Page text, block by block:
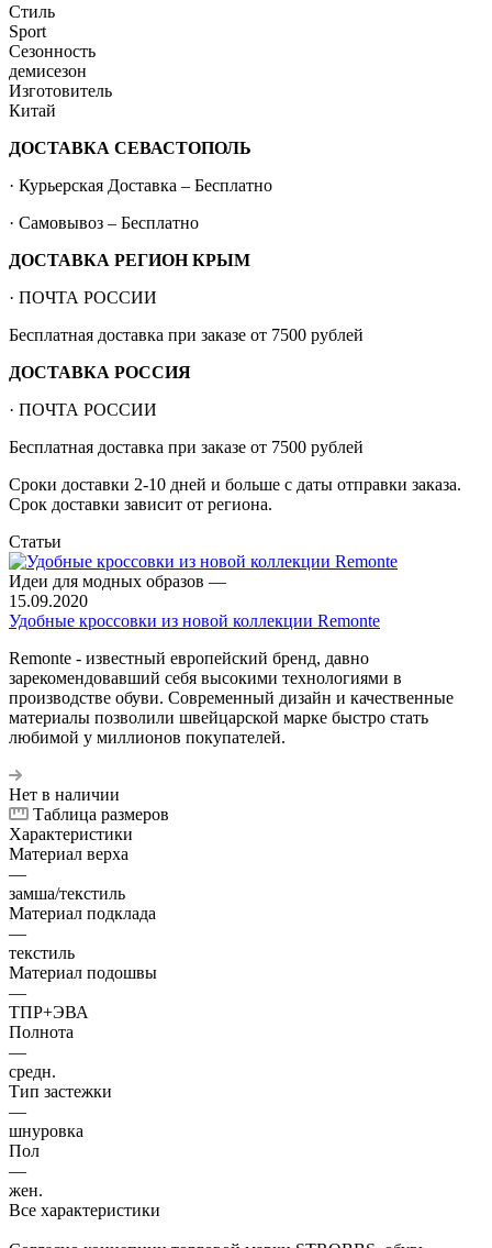
Стиль
Sport
Сезонность
демисезон
Изготовитель
Китай
ДОСТАВКА СЕВАСТОПОЛЬ
· Курьерская Доставка – Бесплатно
· Самовывоз – Бесплатно
ДОСТАВКА РЕГИОН КРЫМ
· ПОЧТА РОССИИ
Бесплатная доставка при заказе от 7500 рублей
ДОСТАВКА РОССИЯ
· ПОЧТА РОССИИ
Бесплатная доставка при заказе от 7500 рублей
Сроки доставки 2-10 дней и больше с даты отправки заказа.
Срок доставки зависит от региона.
Статьи
Идеи для модных образов —
15.09.2020
Удобные кроссовки из новой коллекции Remonte
Remonte - известный европейский бренд, давно
зарекомендовавший себя высокими технологиями в
производстве обуви. Современный дизайн и качественные
материалы позволили швейцарской марке быстро стать
любимой у миллионов покупателей.
Нет в наличии
Таблица размеров
Характеристики
Материал верха
—
замша/текстиль
Материал подклада
—
текстиль
Материал подошвы
—
ТПР+ЭВА
Полнота
—
средн.
Тип застежки
—
шнуровка
Пол
—
жен.
Все характеристики